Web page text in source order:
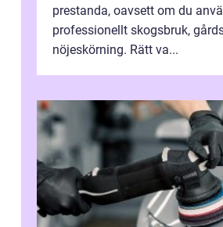
prestanda, oavsett om du
professionellt skogsbruk,
nöjeskörning. Rätt va...